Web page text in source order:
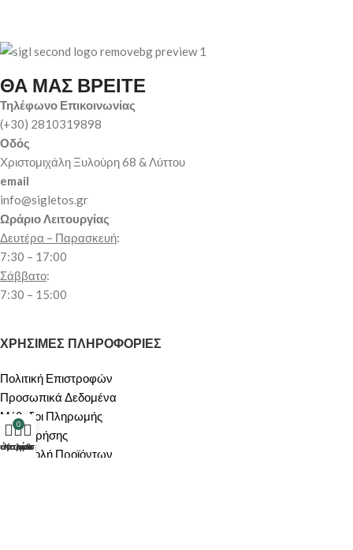
ΘΑ ΜΑΣ ΒΡΕΙΤΕ
Τηλέφωνο Επικοινωνίας
(+30) 2810319898
Οδός
Χριστομιχάλη Ξυλούρη 68 & Λύττου
email
info@sigletos.gr
Ωράριο Λειτουργίας
Δευτέρα – Παρασκευή:
7:30 – 17:00
Σάββατο:
7:30 – 15:00
ΧΡΗΣΙΜΕΣ ΠΛΗΡΟΦΟΡΙΕΣ
Πολιτική Επιστροφών
Προσωπικά Δεδομένα
Μέθοδοι Πληρωμής
Όροι Χρήσης
Αποστολή Προϊόντων
0
Καλάθι μου